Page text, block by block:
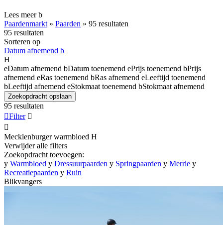
Lees meerb
Paardenmarkt » Paarden » 95 resultaten
95 resultaten
Sorteren op
Datum afnemend b
H
eDatum afnemend bDatum toenemend ePrijs toenemend bPrijs
afnemend eRas toenemend bRas afnemend eLeeftijd toenemend
bLeeftijd afnemend eStokmaat toenemend bStokmaat afnemend
Zoekopdracht opslaan
95 resultaten
Filter 

Mecklenburger warmbloed H
Verwijder alle filters
Zoekopdracht toevoegen:
y Warmbloed y Dressuurpaarden y Springpaarden y Merrie y
Recreatiepaarden y Ruin
Blikvangers